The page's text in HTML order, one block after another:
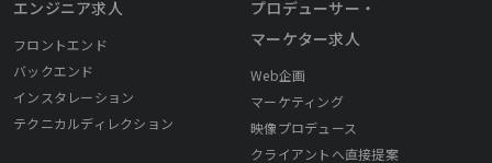
エンジニア求人
フロントエンド
バックエンド
インスタレーション
テクニカルディレクション
プロデューサー・
マーケター求人
Web企画
マーケティング
映像プロデュース
クライアントへ直接提案